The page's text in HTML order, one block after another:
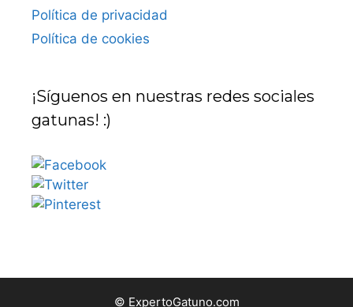
Política de privacidad
Política de cookies
¡Síguenos en nuestras redes sociales
gatunas! :)
© ExpertoGatuno.com